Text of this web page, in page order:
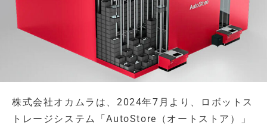
株式会社オカムラは、2024年7月より、ロボットス
トレージシステム「AutoStore（オートストア）」